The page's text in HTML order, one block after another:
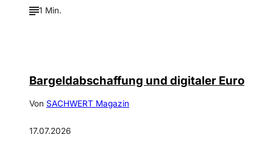
1 Min.
Bargeldabschaffung und digitaler Euro
Von SACHWERT Magazin
17.07.2026